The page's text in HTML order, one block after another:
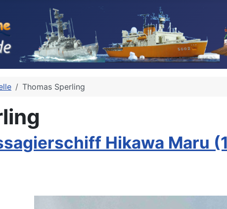
Thomas Sperling
Hikawa Maru